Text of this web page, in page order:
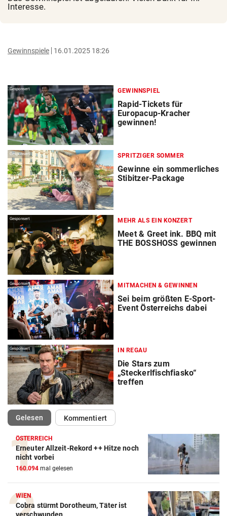
Interesse.
Gewinnspiele 16.01.2025 18:26
Gesponsert GEWINNSPIEL
Rapid-Tickets für
Europacup-Kracher
gewinnen!
Gesponsert SPRITZIGER SOMMER
Gewinne ein sommerliches
Stibitzer-Package
Gesponsert MEHR ALS EIN KONZERT
Meet & Greet ink. BBQ mit
THE BOSSHOSS gewinnen
Gesponsert MITMACHEN & GEWINNEN
Sei beim größten E-Sport-
Event Österreichs dabei
Gesponsert IN REGAU
Die Stars zum
„Steckerlfischfiasko“
treffen
Gelesen(ausgewählt)Kommentiert
ÖSTERREICH
Erneuter Allzeit-Rekord ++ Hitze noch
nicht vorbei
160.094 mal gelesen
WIEN
Cobra stürmt Dorotheum, Täter ist